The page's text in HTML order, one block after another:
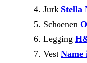
Jurk Stella
Schoenen
Legging
Vest Name